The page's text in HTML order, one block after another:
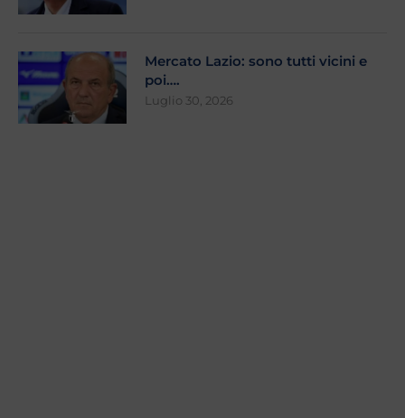
Mercato Lazio: sono tutti vicini e
poi….
Luglio 30, 2026